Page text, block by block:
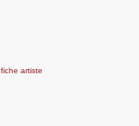
fiche artiste